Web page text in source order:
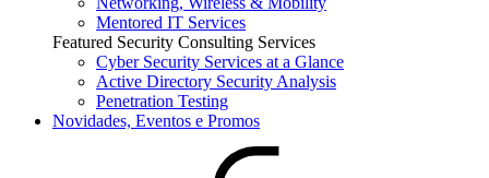
Mentored IT Services
Featured Security Consulting Services
Cyber Security Services at a Glance
Active Directory Security Analysis
Penetration Testing
Novidades, Eventos e Promos